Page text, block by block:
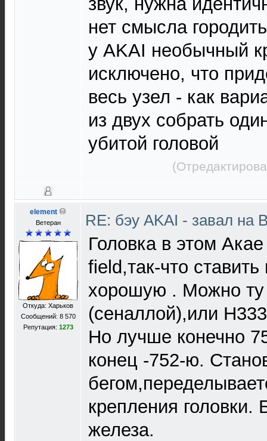
нет смысла
у AKAI необычный
исключено, что
весь узел - как
из двух собрать
убитой головой
element
Ветеран
Откуда: Харьков
Сообщений: 8 570
Репутация: 1273
RE: бэу AKAI - завал на
Головка в этом
field,так-что
хорошую . Можно
(сеналлой),или
Но лучше конечно
конец -752-ю.
крепления головки.
железа.